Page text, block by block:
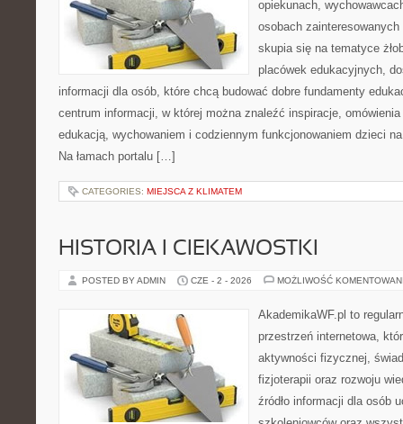
opiekunach,
osobach
skupia się na tematyce
placówek edukacyjnych,
informacji dla osób, które chcą budować dobre fundamenty
centrum informacji, w której można znaleźć inspiracje,
edukacją, wychowaniem i codziennym funkcjonowaniem dzieci
Na łamach portalu […]
CATEGORIES: MIEJSCA Z KLIMATEM
HISTORIA I CIEKAWOSTKI
POSTED BY ADMIN CZE - 2 - 2026 MOŻLIWOŚĆ
AkademikaWF.pl to
przestrzeń internetowa,
aktywności fizycznej,
fizjoterapii oraz rozwoju
źródło informacji dla osób